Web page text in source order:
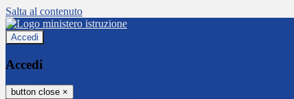
Salta al contenuto
Accedi
Accedi
button close ×